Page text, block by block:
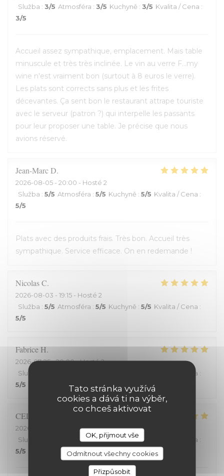
Tato stránka využívá
cookies a dává ti na výběr,
co chceš aktivovat
OK, přijmout vše
Odmítnout všechny cookies
Přizpůsobit
Služba : 3/5 Atmosféra : 3/5 Kuchyně : 3/5 Kvalita / Cena :
3/5
Accueil assez sympathique, emplacement. Mais table
minuscule et très très inclinée. Le vin au verre F...my
wine n'est vraiment bon (surtout à 8 euros le verre).
Les plats sont corrects sans plus et les frites
décevantes. Ça sent bon le restaurant attrape touriste
avec le serveur (patron ?) qui interpelle les passants
pour leur proposer une table. Je précise que nous
avions réservé.
Jean-MarcD
2026-08-05 - 20:00 - Hosté 2
Služba : 5/5 Atmosféra : 5/5 Kuchyně : 5/5 Kvalita / Cena :
5/5
Plats avec des produits frais. Très bon. Accueil très
sympathique. Service efficace. On en redemande !
NicolasC
2026-08-03 - 19:15 - Hosté 2
Služba : 5/5 Atmosféra : 5/5 Kuchyně : 5/5 Kvalita / Cena :
5/5
FabriceH
2026-07-25- 20:00 - Hosté 2
Služba
Kvalita / Cena :
5/5
CELINE
2026-07-23
- 19:45 - Hosté 2
Služba
Atmosféra:5/5 Kuchyně:5 Kvalita / Cena :
5/5